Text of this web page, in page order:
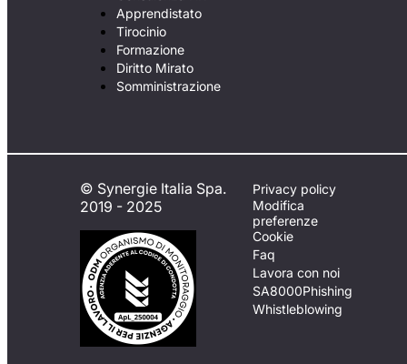
Apprendistato
Tirocinio
Formazione
Diritto Mirato
Somministrazione
© Synergie Italia Spa.
2019 - 2025
Privacy policy
Modifica
preferenze
Cookie
Faq
Lavora con noi
SA8000Phishing
Whistleblowing